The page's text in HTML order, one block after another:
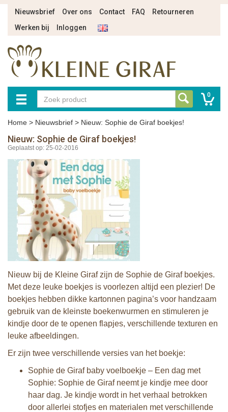
Nieuwsbrief Over ons Contact FAQ
Retourneren
Werken bij
Inloggen
0
Home > Nieuwsbrief > Nieuw: Sophie de Giraf boekjes!
Nieuw: Sophie de Giraf boekjes!
Geplaatst op: 25-02-2016
Nieuw bij de Kleine Giraf zijn de Sophie de Giraf boekjes.
Met deze leuke boekjes is voorlezen altijd een plezier! De
boekjes hebben dikke kartonnen pagina’s voor handzaam
gebruik van de kleinste boekenwurmen en stimuleren je
kindje door de te openen flapjes, verschillende texturen en
leuke afbeeldingen.
Er zijn twee verschillende versies van het boekje:
Sophie de Giraf baby voelboekje – Een dag met
Sophie: Sophie de Giraf neemt je kindje mee door
haar dag. Je kindje wordt in het verhaal betrokken
door allerlei stofjes en materialen met verschillende